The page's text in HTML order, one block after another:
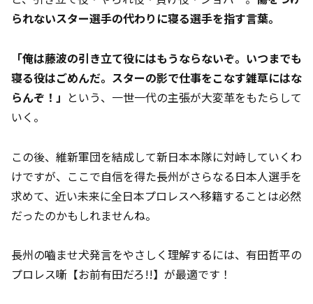
られないスター選手の代わりに寝る選手を指す言葉。
「俺は藤波の引き立て役にはもうならないぞ。いつまでも
寝る役はごめんだ。スターの影で仕事をこなす雑草にはな
らんぞ！」 という、一世一代の主張が大変革をもたらして
いく。
この後、維新軍団を結成して新日本本隊に対峙していくわ
けですが、ここで自信を得た長州がさらなる日本人選手を
求めて、近い未来に全日本プロレスへ移籍することは必然
だったのかもしれませんね。
長州の嚙ませ犬発言をやさしく理解するには、有田哲平の
プロレス噺【お前有田だろ!!】が最適です！